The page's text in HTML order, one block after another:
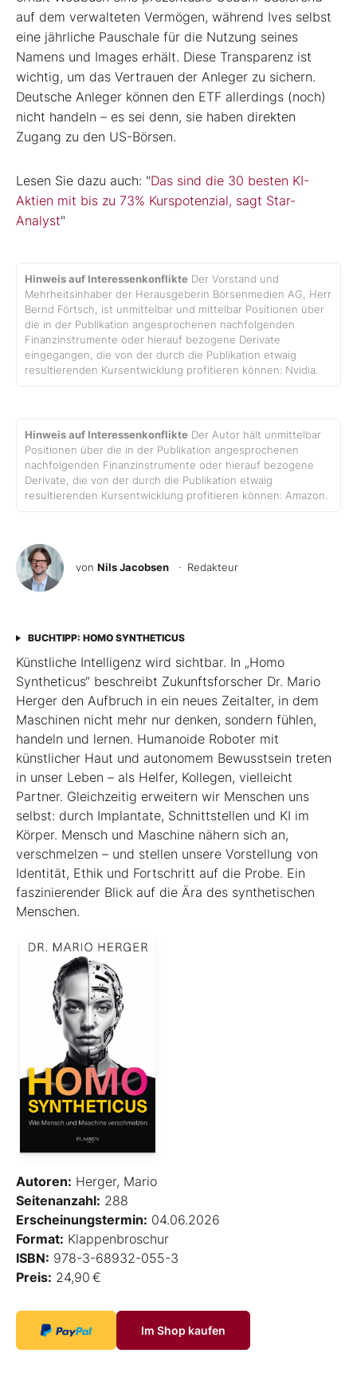
auf dem verwalteten Vermögen, während Ives selbst
eine jährliche Pauschale für die Nutzung seines
Namens und Images erhält. Diese Transparenz ist
wichtig, um das Vertrauen der Anleger zu sichern.
Deutsche Anleger können den ETF allerdings (noch)
nicht handeln – es sei denn, sie haben direkten
Zugang zu den US-Börsen.
Lesen Sie dazu auch: "Das sind die 30 besten KI-
Aktien mit bis zu 73% Kurspotenzial, sagt Star-
Analyst"
Hinweis auf Interessenkonflikte Der Vorstand und
Mehrheitsinhaber der Herausgeberin Börsenmedien AG, Herr
Bernd Förtsch, ist unmittelbar und mittelbar Positionen über
die in der Publikation angesprochenen nachfolgenden
Finanzinstrumente oder hierauf bezogene Derivate
eingegangen, die von der durch die Publikation etwaig
resultierenden Kursentwicklung profitieren können: Nvidia.
Hinweis auf Interessenkonflikte Der Autor hält unmittelbar
Positionen über die in der Publikation angesprochenen
nachfolgenden Finanzinstrumente oder hierauf bezogene
Derivate, die von der durch die Publikation etwaig
resultierenden Kursentwicklung profitieren können: Amazon.
von Nils Jacobsen · Redakteur
BUCHTIPP: HOMO SYNTHETICUS
Künstliche Intelligenz wird sichtbar. In „Homo
Syntheticus“ beschreibt Zukunftsforscher Dr. Mario
Herger den Aufbruch in ein neues Zeitalter, in dem
Maschinen nicht mehr nur denken, sondern fühlen,
handeln und lernen. Humanoide Roboter mit
künstlicher Haut und autonomem Bewusstsein treten
in unser Leben – als Helfer, Kollegen, vielleicht
Partner. Gleichzeitig erweitern wir Menschen uns
selbst: durch Implantate, Schnittstellen und KI im
Körper. Mensch und Maschine nähern sich an,
verschmelzen – und stellen unsere Vorstellung von
Identität, Ethik und Fortschritt auf die Probe. Ein
faszinierender Blick auf die Ära des synthetischen
Menschen.
Autoren: Herger, Mario
Seitenanzahl: 288
Erscheinungstermin: 04.06.2026
Format: Klappenbroschur
ISBN: 978-3-68932-055-3
Preis: 24,90 €
Im Shop kaufen